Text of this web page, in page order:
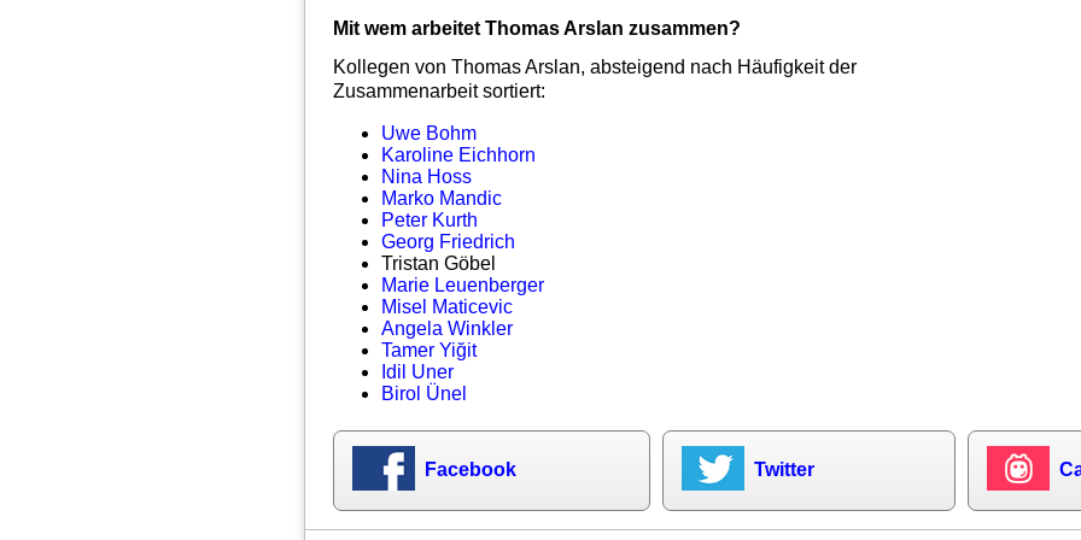
Mit wem arbeitet Thomas Arslan zusammen?
Kollegen von Thomas Arslan, absteigend nach Häufigkeit der
Zusammenarbeit sortiert:
Uwe Bohm
Karoline Eichhorn
Nina Hoss
Marko Mandic
Peter Kurth
Georg Friedrich
Tristan Göbel
Marie Leuenberger
Misel Maticevic
Angela Winkler
Tamer Yiğit
Idil Uner
Birol Ünel
Facebook Twitter